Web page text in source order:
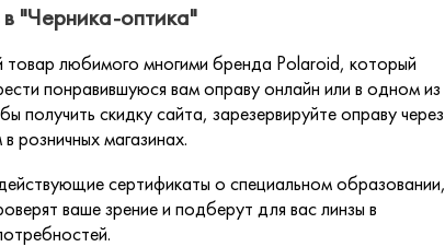
"Черника-оптика"
любимого многими бренда Polaroid, который
понравившуюся вам оправу онлайн или в одном из
скидку сайта, зарезервируйте оправу через
розничных магазинах.
сертификаты о специальном образовании,
ваше зрение и подберут для вас линзы в